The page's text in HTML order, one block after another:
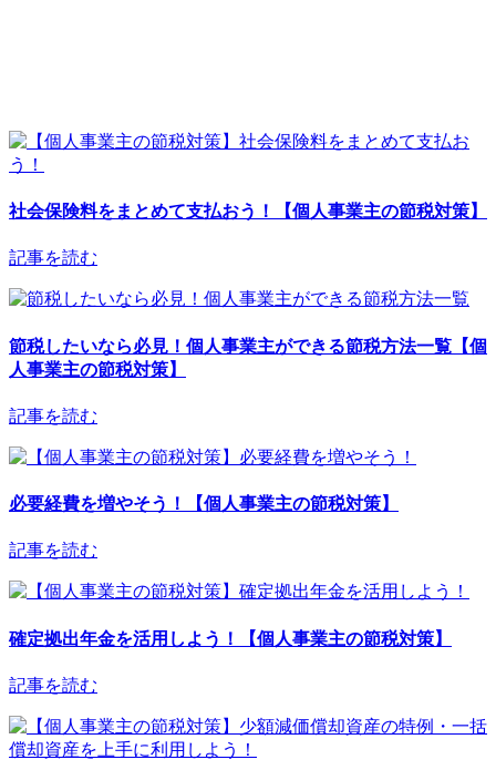
社会保険料をまとめて支払おう！【個人事業主の節税対策】
記事を読む
節税したいなら必見！個人事業主ができる節税方法一覧【個
人事業主の節税対策】
記事を読む
必要経費を増やそう！【個人事業主の節税対策】
記事を読む
確定拠出年金を活用しよう！【個人事業主の節税対策】
記事を読む